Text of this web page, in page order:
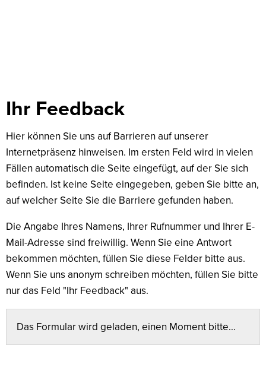
Feedback
Ihr Feedback
Hier können Sie uns auf Barrieren auf unserer
Internetpräsenz hinweisen. Im ersten Feld wird in vielen
Fällen automatisch die Seite eingefügt, auf der Sie sich
befinden. Ist keine Seite eingegeben, geben Sie bitte an,
auf welcher Seite Sie die Barriere gefunden haben.
Die Angabe Ihres Namens, Ihrer Rufnummer und Ihrer E-
Mail-Adresse sind freiwillig. Wenn Sie eine Antwort
bekommen möchten, füllen Sie diese Felder bitte aus.
Wenn Sie uns anonym schreiben möchten, füllen Sie bitte
nur das Feld "Ihr Feedback" aus.
Das Formular wird geladen, einen Moment bitte…